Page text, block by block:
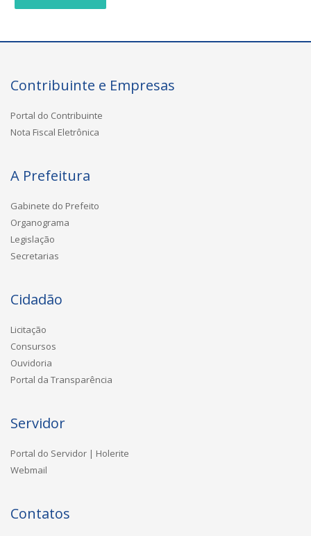
Contribuinte e Empresas
Portal do Contribuinte
Nota Fiscal Eletrônica
A Prefeitura
Gabinete do Prefeito
Organograma
Legislação
Secretarias
Cidadão
Licitação
Consursos
Ouvidoria
Portal da Transparência
Servidor
Portal do Servidor | Holerite
Webmail
Contatos